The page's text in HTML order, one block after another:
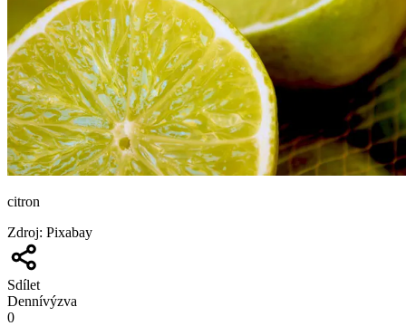
citron
Zdroj: Pixabay
Sdílet
Dennívýzva
0